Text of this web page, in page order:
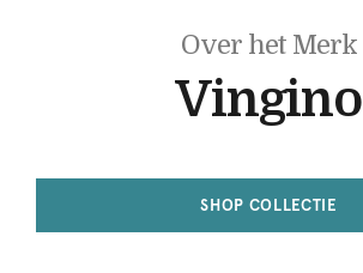
Over het Merk
Vingino
SHOP COLLECTIE